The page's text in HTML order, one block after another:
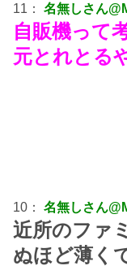
11： 名無しさん
自販機って
元とれとる
10： 名無しさん
近所のファ
ぬほど薄く